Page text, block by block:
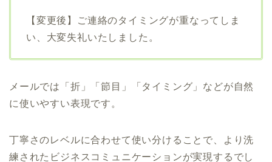
【変更後】ご連絡のタイミングが重なってしま
い、大変失礼いたしました。
メールでは「折」「節目」「タイミング」などが自然
に使いやすい表現です。
丁寧さのレベルに合わせて使い分けることで、より洗
練されたビジネスコミュニケーションが実現するでし